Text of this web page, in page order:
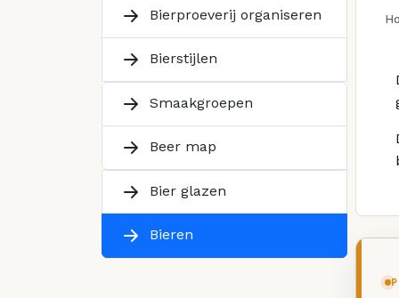
Bierproeverij organiseren
Bierstijlen
Smaakgroepen
Beer map
Bier glazen
Bieren